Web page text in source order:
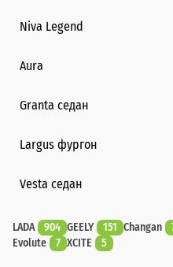
Niva Legend
Aura
Granta седан
Largus фургон
Vesta седан
LADA 904 GEELY 151 Changan
Evolute
7 XCITE 5